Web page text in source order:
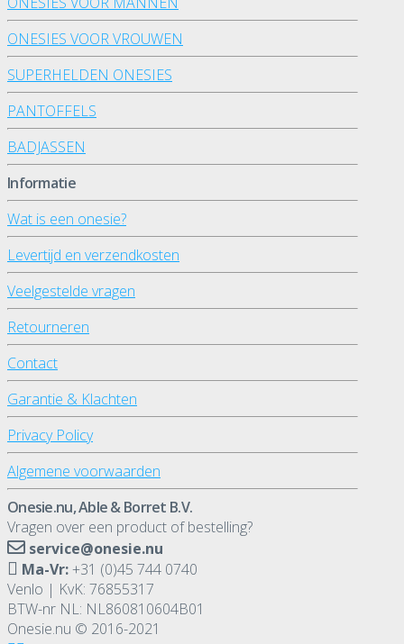
ONESIES VOOR VROUWEN
SUPERHELDEN ONESIES
PANTOFFELS
BADJASSEN
Informatie
Wat is een onesie?
Levertijd en verzendkosten
Veelgestelde vragen
Retourneren
Contact
Garantie & Klachten
Privacy Policy
Algemene voorwaarden
Onesie.nu, Able & Borret B.V.
Vragen over een product of bestelling?
service@onesie.nu
Ma-Vr:+31 (0)45 744 0740
Venlo | KvK: 76855317
BTW-nr NL: NL860810604B01
Onesie.nu © 2016-2021